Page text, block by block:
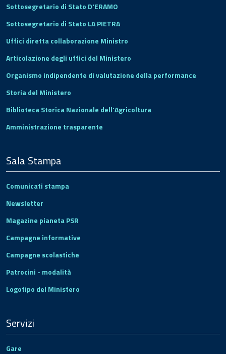
Sottosegretario di Stato D'ERAMO
Sottosegretario di Stato LA PIETRA
Uffici diretta collaborazione Ministro
Articolazione degli uffici del Ministero
Organismo indipendente di valutazione della performance
Storia del Ministero
Biblioteca Storica Nazionale dell'Agricoltura
Amministrazione trasparente
Sala Stampa
Comunicati stampa
Newsletter
Magazine pianeta PSR
Campagne informative
Campagne scolastiche
Patrocini - modalità
Logotipo del Ministero
Servizi
Gare